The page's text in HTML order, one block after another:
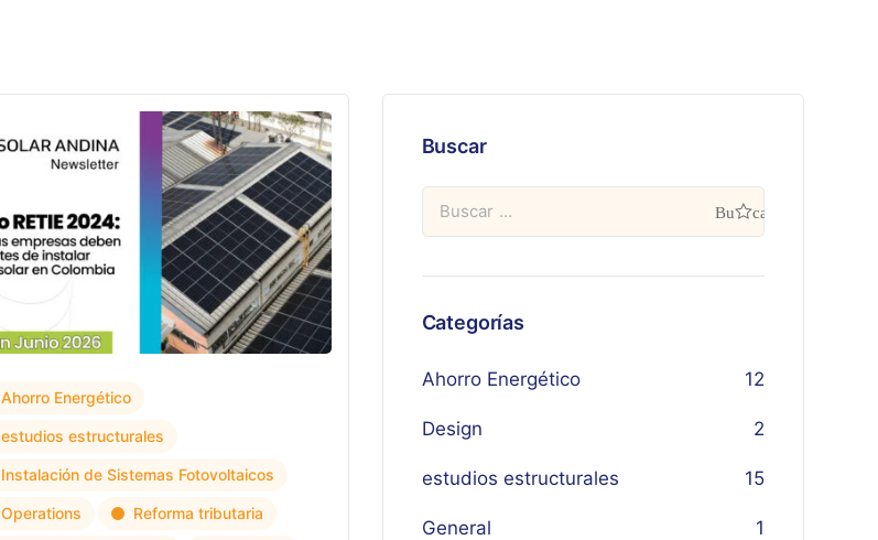
Ahorro Energético
estudios estructurales
Instalación de Sistemas Fotovoltaicos
Operations Reforma tributaria
Buscar
Categorías
Ahorro Energético 12
Design 2
estudios estructurales 15
General 1